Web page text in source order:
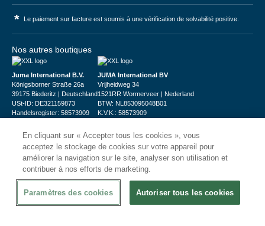
* Le paiement sur facture est soumis à une vérification de solvabilité positive.
Nos autres boutiques
Juma International B.V.
Königsborner Straße 26a
39175 Biederitz | Deutschland
USt-ID: DE321159873
Handelsregister: 58573909
JUMA International BV
Vrijheidweg 34
1521RR Wormerveer | Nederland
BTW: NL853095048B01
K.V.K.: 58573909
© 2026CHRshop
En cliquant sur « Accepter tous les cookies », vous
acceptez le stockage de cookies sur votre appareil pour
améliorer la navigation sur le site, analyser son utilisation et
contribuer à nos efforts de marketing.
Paramètres des cookies Autoriser tous les cookies